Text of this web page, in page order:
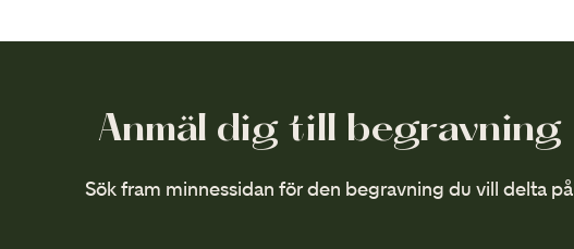
Anmäl dig till begravning
Sök fram minnessidan för den begravning du vill delta på